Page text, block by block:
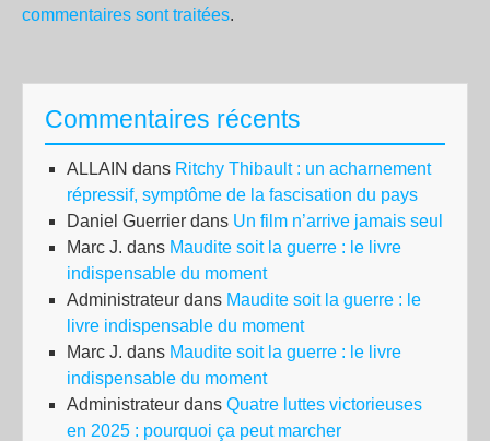
commentaires sont traitées.
Commentaires récents
ALLAIN dans Ritchy Thibault : un acharnement
répressif, symptôme de la fascisation du pays
Daniel Guerrier dans Un film n’arrive jamais seul
Marc J. dans Maudite soit la guerre : le livre
indispensable du moment
Administrateur dans Maudite soit la guerre : le
livre indispensable du moment
Marc J. dans Maudite soit la guerre : le livre
indispensable du moment
Administrateur dans Quatre luttes victorieuses
en 2025 : pourquoi ça peut marcher